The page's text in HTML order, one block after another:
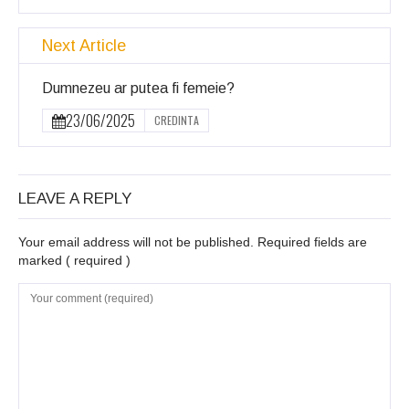
Next Article
Dumnezeu ar putea fi femeie?
23/06/2025 CREDINTA
LEAVE A REPLY
Your email address will not be published. Required fields are
marked ( required )